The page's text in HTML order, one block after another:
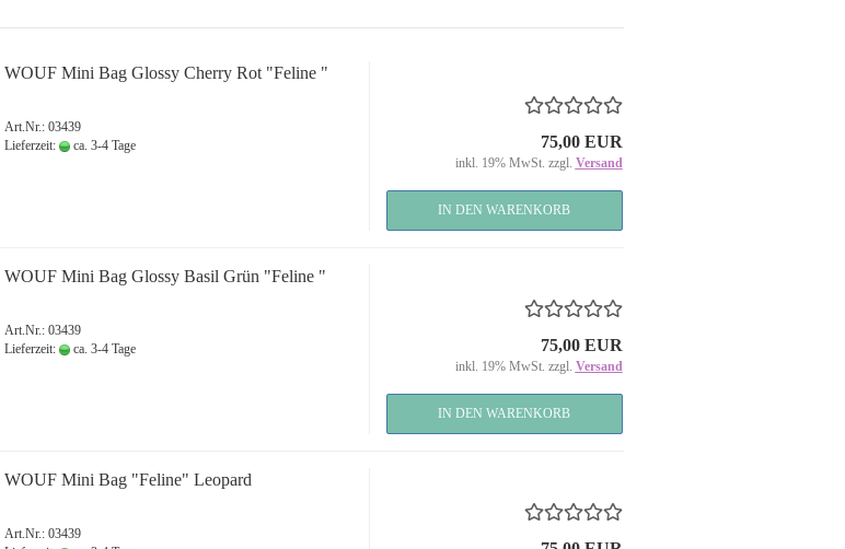
WOUF Mini Bag Glossy Cherry Rot "Feline "
Art.Nr.: 03439
Lieferzeit:
ca. 3-4 Tage 75,00 EUR
inkl. 19% MwSt. zzgl. Versand
IN DEN WARENKORB
WOUF Mini Bag Glossy Basil Grün "Feline "
Art.Nr.: 03439
Lieferzeit:
ca. 3-4 Tage 75,00 EUR
inkl. 19% MwSt. zzgl. Versand
IN DEN WARENKORB
WOUF Mini Bag "Feline" Leopard
Art.Nr.: 03439